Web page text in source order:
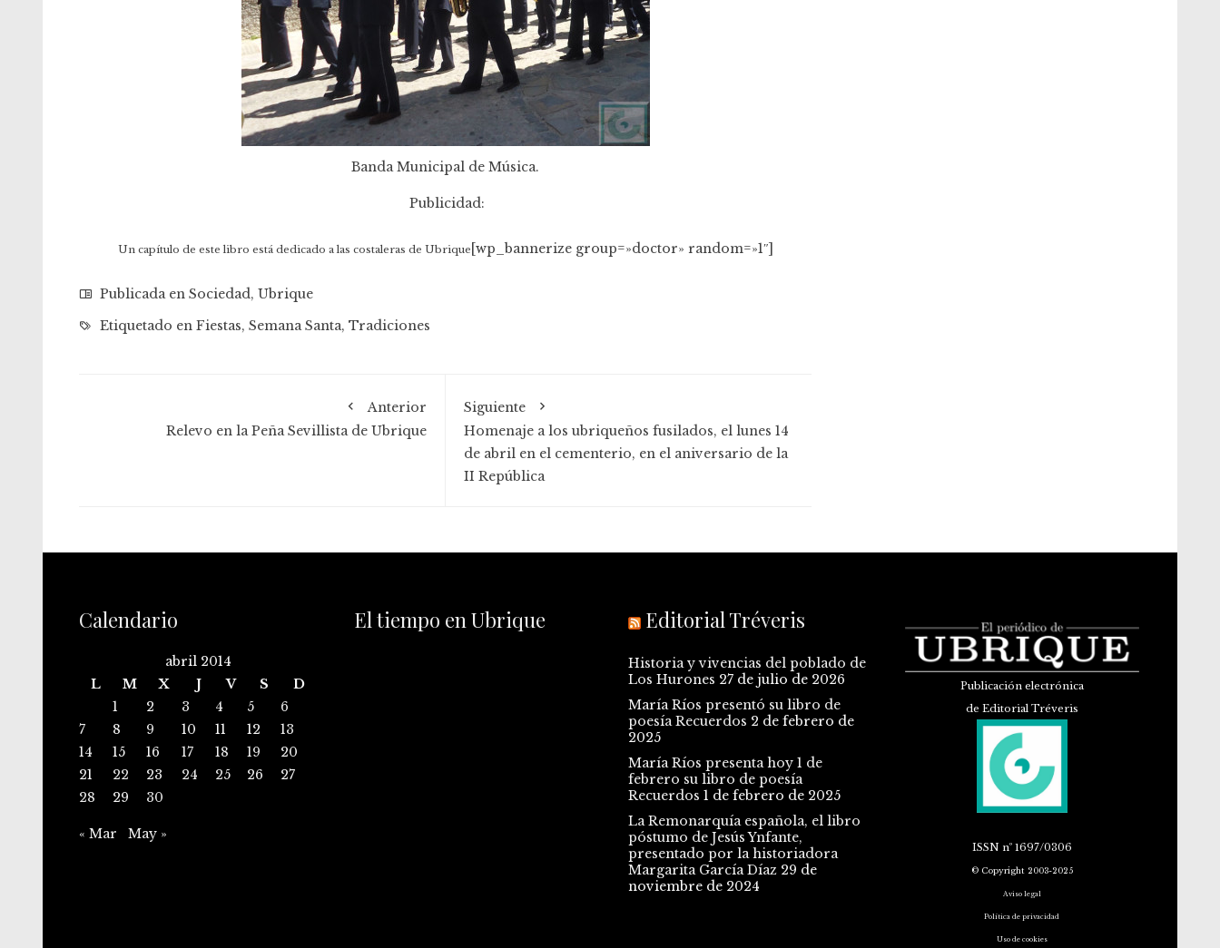
Banda Municipal de Música.
Publicidad:
Un capítulo de este libro está dedicado a las costaleras de Ubrique [wp_bannerize group=»doctor» random=»1″]
Publicada en Sociedad, Ubrique
Etiquetado en Fiestas, Semana Santa, Tradiciones
Anterior
Relevo en la Peña Sevillista de Ubrique
Siguiente
Homenaje a los ubriqueños fusilados, el lunes 14
de abril en el cementerio, en el aniversario de la
II República
Calendario
abril 2014
L
M X J V S
D
1
2 3 4 5
6
7
8 9 10 11 12
13
14
15 16 17 18 19
20
21
22 23 24 25 26
27
28
29 30
« Mar May »
El tiempo en Ubrique Editorial Tréveris
Historia y vivencias del poblado de
Los Hurones 27 de julio de 2026
María Ríos presentó su libro de
poesía Recuerdos 2 de febrero de
2025
María Ríos presenta hoy 1 de
febrero su libro de poesía
Recuerdos 1 de febrero de 2025
La Remonarquía española, el libro
póstumo de Jesús Ynfante,
presentado por la historiadora
Margarita García Díaz 29 de
noviembre de 2024
Publicación electrónica
de Editorial Tréveris
ISSNnº 1697/0306
© Copyright 2003-2025
Aviso legal
Política de privacidad
Uso de cookies